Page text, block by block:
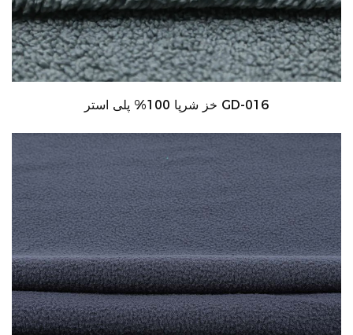
خز شرپا 100% پلی استر GD-016